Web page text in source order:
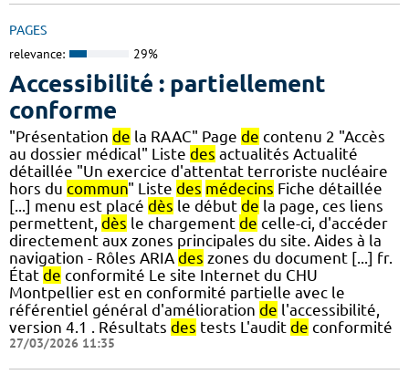
PAGES
relevance: 29%
Accessibilité : partiellement
conforme
"Présentation de la RAAC" Page de contenu 2 "Accès
au dossier médical" Liste des actualités Actualité
détaillée "Un exercice d'attentat terroriste nucléaire
hors du commun" Liste des médecins Fiche détaillée
[...] menu est placé dès le début de la page, ces liens
permettent, dès le chargement de celle-ci, d'accéder
directement aux zones principales du site. Aides à la
navigation - Rôles ARIA des zones du document [...] fr.
État de conformité Le site Internet du CHU
Montpellier est en conformité partielle avec le
référentiel général d'amélioration de l'accessibilité,
version 4.1 . Résultats des tests L'audit de conformité
27/03/2026 11:35